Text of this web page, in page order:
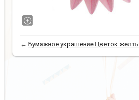
← Бумажное украшение Цветок